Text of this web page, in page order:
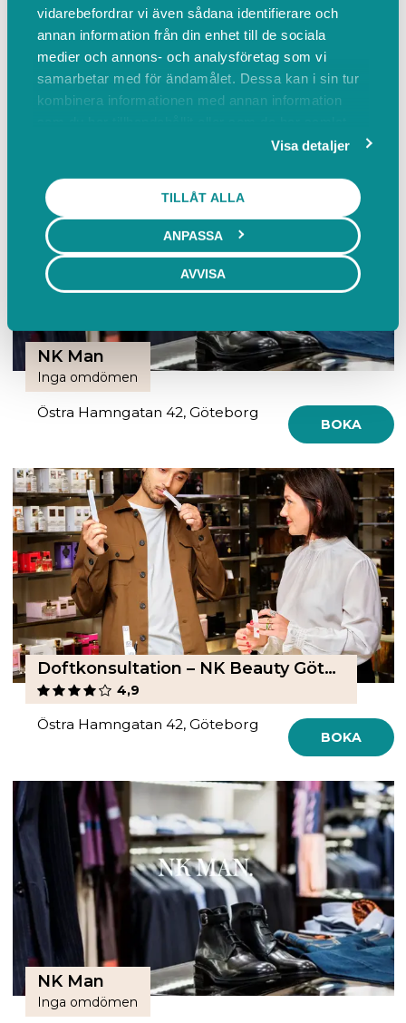
vidarebefordrar vi även sådana identifierare och
annan information från din enhet till de sociala
medier och annons- och analysföretag som vi
samarbetar med för ändamålet. Dessa kan i sin tur
kombinera informationen med annan information
Visa detaljer
TILLÅT ALLA
ANPASSA
AVVISA
Bröllopsbruket Göteborg
Flöjelbergsgatan 20C, Mölndal
NK Man
Inga omdömen
Östra Hamngatan 42, Göteborg
BOKA
Doftkonsultation – NK Beauty Göteborg
4,9
Östra Hamngatan 42, Göteborg
BOKA
NK Man
Inga omdömen